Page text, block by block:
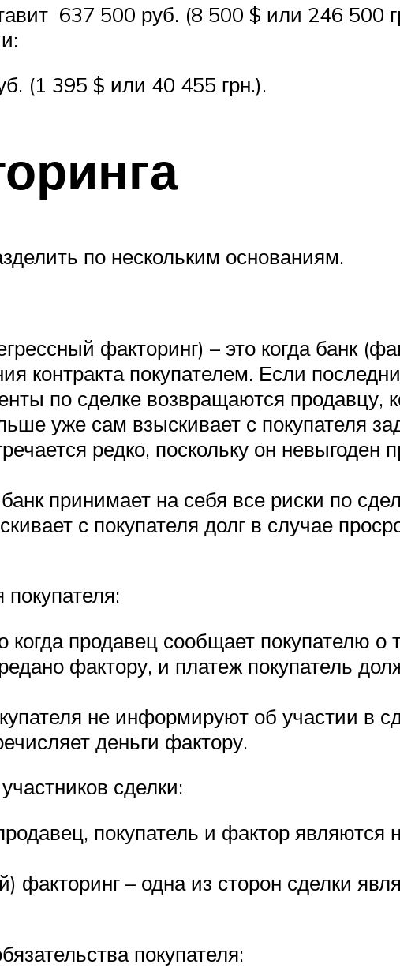
637 500 руб. (8 500 $ или 246 500
(1 395 $ или 40 455 грн.).
по нескольким основаниям.
факторинг) – это когда банк
контракта покупателем. Если
по сделке возвращаются продавцу,
уже сам взыскивает с покупателя
редко, поскольку он
принимает на себя все риски по
с покупателя долг в случае
когда продавец сообщает покупателю
фактору, и платеж покупатель
не информируют об участии в
деньги фактору.
сделки:
покупатель и фактор
– одна из сторон сделки
покупателя: